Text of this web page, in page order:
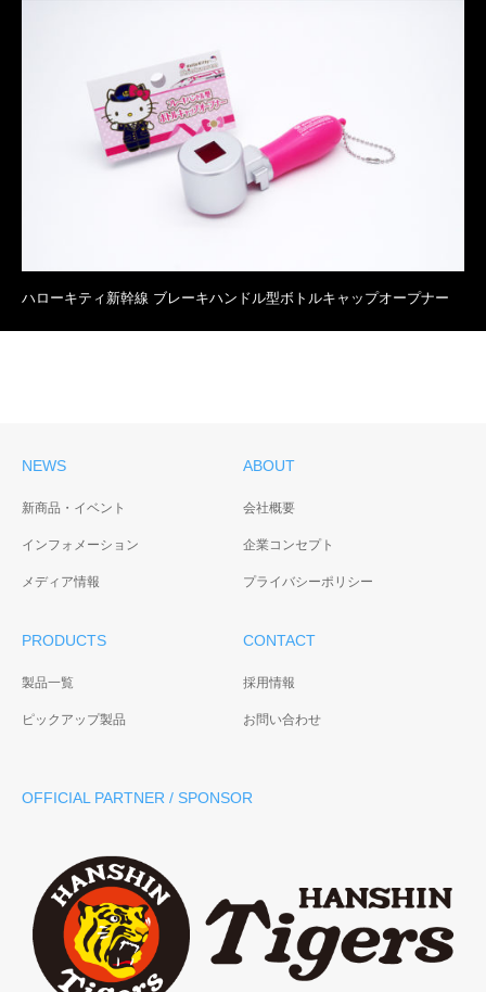
ハローキティ新幹線 ブレーキハンドル型ボトルキャップオープナー
NEWS
新商品・イベント
インフォメーション
メディア情報
ABOUT
会社概要
企業コンセプト
プライバシーポリシー
PRODUCTS
製品一覧
ピックアップ製品
CONTACT
採用情報
お問い合わせ
OFFICIAL PARTNER / SPONSOR